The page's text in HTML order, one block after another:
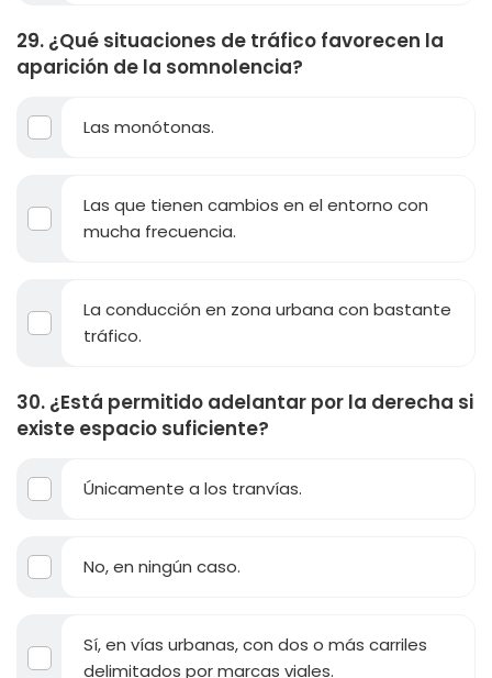
29. ¿Qué situaciones de tráfico favorecen la
aparición de la somnolencia?
Las monótonas.
Las que tienen cambios en el entorno con
mucha frecuencia.
La conducción en zona urbana con bastante
tráfico.
30. ¿Está permitido adelantar por la derecha si
existe espacio suficiente?
Únicamente a los tranvías.
No, en ningún caso.
Sí, en vías urbanas, con dos o más carriles
delimitados por marcas viales.